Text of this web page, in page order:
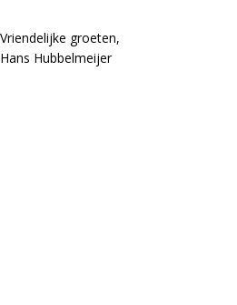
Vriendelijke groeten,
Hans Hubbelmeijer